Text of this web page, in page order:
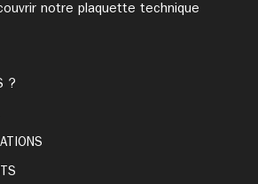
notre plaquette technique
?